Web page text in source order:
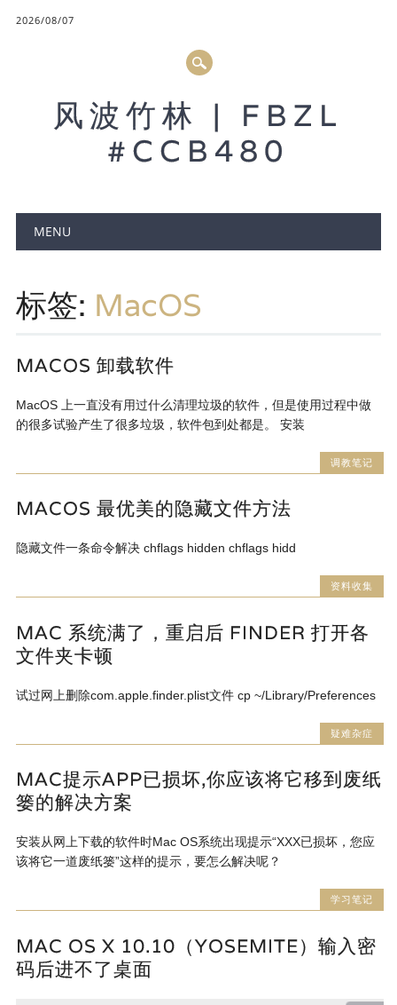
2026/08/07
风波竹林 | FBZL
#CCB480
Main menu
MENU
标签: MacOS
MACOS 卸载软件
MacOS 上一直没有用过什么清理垃圾的软件，但是使用过程中做
的很多试验产生了很多垃圾，软件包到处都是。 安装
调教笔记
MACOS 最优美的隐藏文件方法
隐藏文件一条命令解决 chflags hidden chflags hidd
资料收集
MAC 系统满了，重启后 FINDER 打开各
文件夹卡顿
试过网上删除com.apple.finder.plist文件 cp ~/Library/Preferences
疑难杂症
MAC提示APP已损坏,你应该将它移到废纸
篓的解决方案
安装从网上下载的软件时Mac OS系统出现提示“XXX已损坏，您应
该将它一道废纸篓”这样的提示，要怎么解决呢？
学习笔记
MAC OS X 10.10（YOSEMITE）输入密
码后进不了桌面